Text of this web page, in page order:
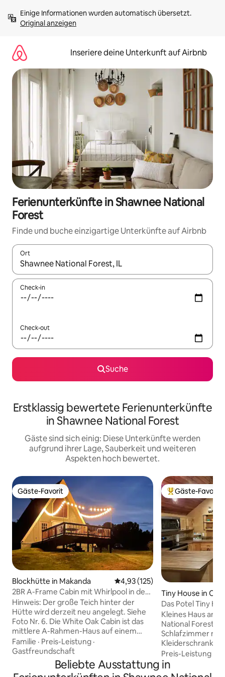
Inhalten
springenOriginal anzeigen
Inseriere deine Unterkunft auf Airbnb
Ferienunterkünfte in Shawnee National
Forest
Finde und buche einzigartige Unterkünfte auf Airbnb
Ort
Wenn Ergebnisse verfügbar sind, navigiere mit den
Check-in
Check-out
Suche
Erstklassig bewertete Ferienunterkünfte
in Shawnee National Forest
Gäste sind sich einig: Diese Unterkünfte werden
aufgrund ihrer Lage, Sauberkeit und weiteren
Aspekten hoch bewertet.
Gäste-Favorit
Gäste-Favorit
Blockhütte in Makanda Durchschnittliche Bewertung:
4,93 (125)
2BR A-Frame Cabin mit Whirlpool in der
Nähe des Wine Trail
Hinweis: Der große Teich hinter der
Hütte wird derzeit neu angelegt. Siehe
Foto Nr. 6. Die White Oak Cabin ist das
mittlere A-Rahmen-Haus auf einem
malerischen Grundstück mit drei
Hütten, die jeweils über einen eigenen
Außenbereich verfügen. Dieser
gemütliche Rückzugsort verfügt über
Familie · Preis-Leistung ·
Gastfreundschaft
Beliebter Gäste-
Gäste-Favorit
Tiny House in
Das Potel Tiny
Kleines Haus am
National Forest.
Schlafzimmer mit
Kleiderschrank
Waschmaschine
Das Bett ist eine volle
Herd,
Preis-Leistung
Beliebte Ausstattung in